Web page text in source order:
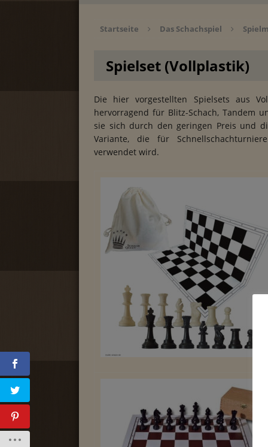
Startseite Das Schachspiel
Spielset (Vollplastik)
Die hier vorgestellten Spielsets aus
hervorragend für Blitz-Schach, Tandem
sie sich durch den geringen Preis und
Variante, die für
verwendet wird.